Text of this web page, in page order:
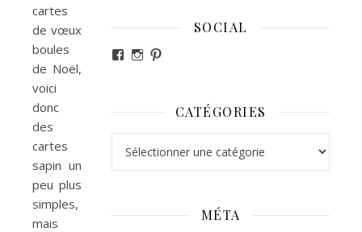
cartes
de vœux
boules
de Noël,
voici
donc
des
cartes
sapin un
peu plus
simples,
mais
SOCIAL
Voir le profil de revesdefripouilles sur
Voir le profil de
CATÉGORIES
MÉTA